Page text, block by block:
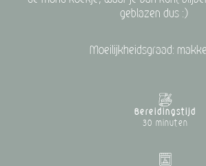
geblazen dus :)
Moeilijkheidsgraad:
Bereidingstijd
30 minuten